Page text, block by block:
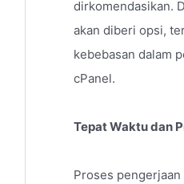
dirkomendasikan.
akan diberi opsi,
kebebasan dalam
cPanel.
Tepat Waktu dan
Proses